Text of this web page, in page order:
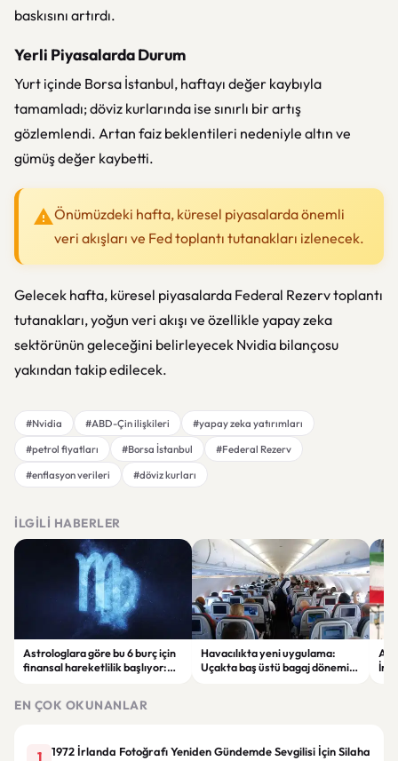
baskısını artırdı.
Yerli Piyasalarda Durum
Yurt içinde Borsa İstanbul, haftayı değer kaybıyla
tamamladı; döviz kurlarında ise sınırlı bir artış
gözlemlendi. Artan faiz beklentileri nedeniyle altın ve
gümüş değer kaybetti.
Önümüzdeki hafta, küresel piyasalarda önemli
veri akışları ve Fed toplantı tutanakları izlenecek.
Gelecek hafta, küresel piyasalarda Federal Rezerv toplantı
tutanakları, yoğun veri akışı ve özellikle yapay zeka
sektörünün geleceğini belirleyecek Nvidia bilançosu
yakından takip edilecek.
#Nvidia #ABD-Çin ilişkileri
#yapay zeka yatırımları
#petrol fiyatları
#Borsa İstanbul
#Federal Rezerv
#enflasyon verileri
#döviz kurları
İLGILI HABERLER
Astrologlara göre bu 6 burç için
finansal hareketlilik başlıyor:
Havacılıkta yeni uygulama:
Uçakta baş üstü bagaj dönemi
EN ÇOK OKUNANLAR
1
1972 İrlanda Fotoğrafı Yeniden Gündemde Sevgilisi İçin Silaha